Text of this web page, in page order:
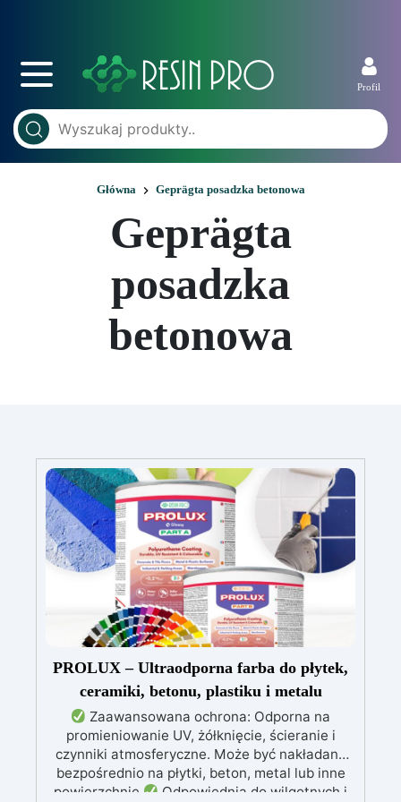
Profil
Główna Geprägta posadzka betonowa
Geprägta
posadzka
betonowa
PROLUX – Ultraodporna farba do płytek,
ceramiki, betonu, plastiku i metalu
Zaawansowana ochrona: Odporna na
promieniowanie UV, żółknięcie, ścieranie i
czynniki atmosferyczne. Może być nakładana
bezpośrednio na płytki, beton, metal lub inne
powierzchnie.
Odpowiednia do wilgotnych i